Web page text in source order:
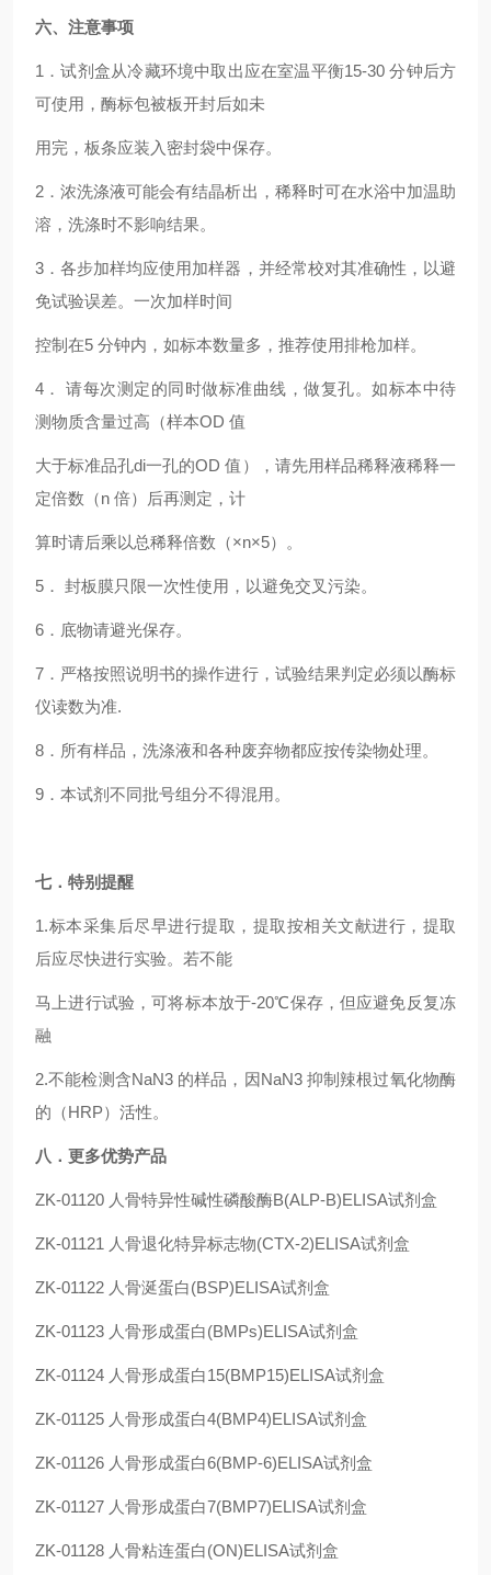
六、注意事项
1．试剂盒从冷藏环境中取出应在室温平衡15-30 分钟后方
可使用，酶标包被板开封后如未
用完，板条应装入密封袋中保存。
2．浓洗涤液可能会有结晶析出，稀释时可在水浴中加温助
溶，洗涤时不影响结果。
3．各步加样均应使用加样器，并经常校对其准确性，以避
免试验误差。一次加样时间
控制在5 分钟内，如标本数量多，推荐使用排枪加样。
4． 请每次测定的同时做标准曲线，做复孔。如标本中待
测物质含量过高（样本OD 值
大于标准品孔di一孔的OD 值），请先用样品稀释液稀释一
定倍数（n 倍）后再测定，计
算时请后乘以总稀释倍数（×n×5）。
5． 封板膜只限一次性使用，以避免交叉污染。
6．底物请避光保存。
7．严格按照说明书的操作进行，试验结果判定必须以酶标
仪读数为准.
8．所有样品，洗涤液和各种废弃物都应按传染物处理。
9．本试剂不同批号组分不得混用。
七．特别提醒
1.标本采集后尽早进行提取，提取按相关文献进行，提取
后应尽快进行实验。若不能
马上进行试验，可将标本放于-20℃保存，但应避免反复冻
融
2.不能检测含NaN3 的样品，因NaN3 抑制辣根过氧化物酶
的（HRP）活性。
八．更多优势产品
ZK-01120 人骨特异性碱性磷酸酶B(ALP-B)ELISA试剂盒
ZK-01121 人骨退化特异标志物(CTX-2)ELISA试剂盒
ZK-01122 人骨涎蛋白(BSP)ELISA试剂盒
ZK-01123 人骨形成蛋白(BMPs)ELISA试剂盒
ZK-01124 人骨形成蛋白15(BMP15)ELISA试剂盒
ZK-01125 人骨形成蛋白4(BMP4)ELISA试剂盒
ZK-01126 人骨形成蛋白6(BMP-6)ELISA试剂盒
ZK-01127 人骨形成蛋白7(BMP7)ELISA试剂盒
ZK-01128 人骨粘连蛋白(ON)ELISA试剂盒